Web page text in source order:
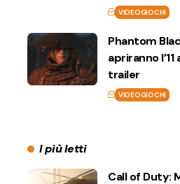
VIDEOGIOCHI
Phantom
apriranno
trailer
VIDEOGIOCHI
I più letti
Call of Duty: